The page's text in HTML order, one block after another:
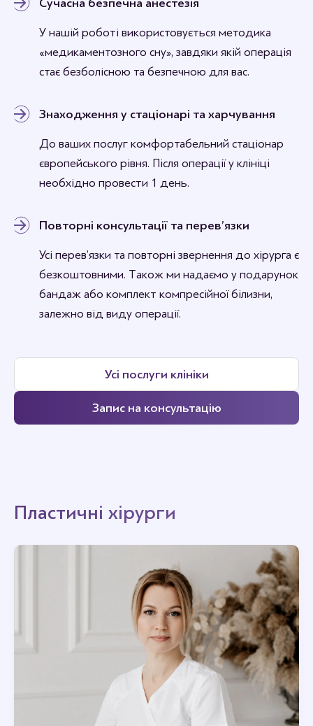
Сучасна безпечна анестезія
У нашій роботі використовується методика
«медикаментозного сну», завдяки якій операція
стає безболісною та безпечною для вас.
Знаходження у стаціонарі та харчування
До ваших послуг комфортабельний стаціонар
європейського рівня. Після операції у клініці
необхідно провести 1 день.
Повторні консультації та перев’язки
Усі перев’язки та повторні звернення до хірурга є
безкоштовними. Також ми надаємо у подарунок
бандаж або комплект компресійної білизни,
залежно від виду операції.
Усі послуги клініки
Запис на консультацію
Пластичні хірурги